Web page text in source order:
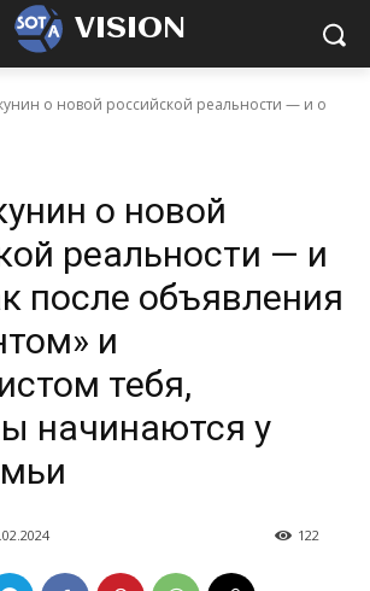
VISION
о новой российской реальности — и о
о новой
реальности — и
после объявления
и
тебя,
начинаются у
122